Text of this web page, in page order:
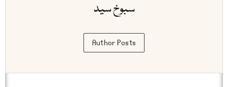
سبوخ سید
Author Posts